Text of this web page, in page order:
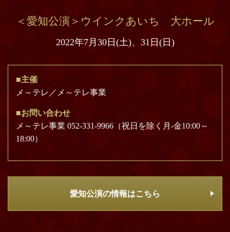
＜愛知公演＞ウインクあいち 大ホール
2022年7月30日(土)、31日(日)
■主催
メ～テレ／メ～テレ事業
■お問い合わせ
メ～テレ事業 052-331-9966（祝日を除く月-金10:00～
18:00）
愛知公演の情報はこちら